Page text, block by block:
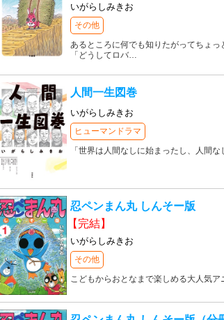
いがらしみきお
その他
あるところに何でも知りたがってちょ
「どうしてロバ…
人間一生図巻
いがらしみきお
ヒューマンドラマ
「世界は人間なしに始まったし、人間
忍ペンまん丸 しんそー版
【完結】
いがらしみきお
その他
こどもからおとなまで楽しめる大人気